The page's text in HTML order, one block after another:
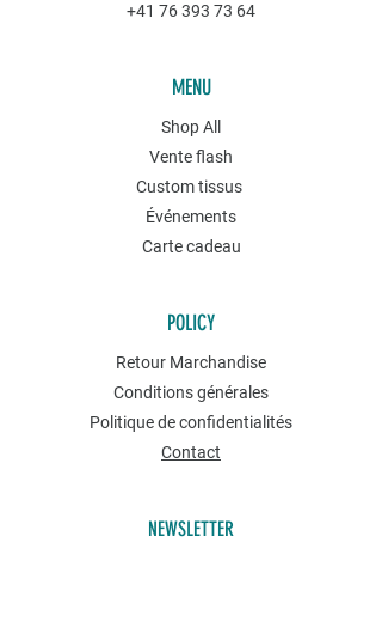
+41 76 393 73 64
MENU
Shop All
Vente flash
Custom tissus
Événements
Carte cadeau
POLICY
Retour Marchandise
Conditions générales
Politique de confidentialités
Contact
NEWSLETTER